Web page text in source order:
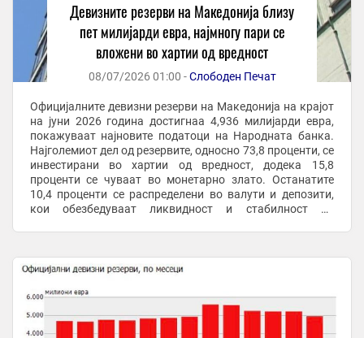
Девизните резерви на Македонија близу
пет милијарди евра, најмногу пари се
вложени во хартии од вредност
08/07/2026 01:00 -Слободен Печат
Официјалните девизни резерви на Македонија на крајот
на јуни 2026 година достигнаа 4,936 милијарди евра,
покажуваат најновите податоци на Народната банка.
Најголемиот дел од резервите, односно 73,8 проценти, се
инвестирани во хартии од вредност, додека 15,8
проценти се чуваат во монетарно злато. Останатите
10,4 проценти се распределени во валути и депозити,
кои обезбедуваат ликвидност и стабилност на